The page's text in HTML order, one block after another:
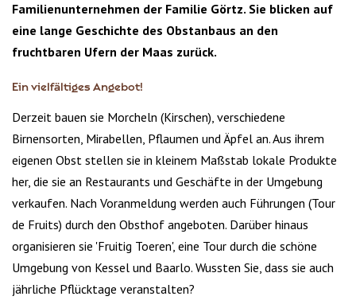
Familienunternehmen der Familie Görtz. Sie blicken auf
eine lange Geschichte des Obstanbaus an den
fruchtbaren Ufern der Maas zurück.
Ein vielfältiges Angebot!
Derzeit bauen sie Morcheln (Kirschen), verschiedene
Birnensorten, Mirabellen, Pflaumen und Äpfel an. Aus ihrem
eigenen Obst stellen sie in kleinem Maßstab lokale Produkte
her, die sie an Restaurants und Geschäfte in der Umgebung
verkaufen. Nach Voranmeldung werden auch Führungen (Tour
de Fruits) durch den Obsthof angeboten. Darüber hinaus
organisieren sie 'Fruitig Toeren', eine Tour durch die schöne
Umgebung von Kessel und Baarlo. Wussten Sie, dass sie auch
jährliche Pflücktage veranstalten?